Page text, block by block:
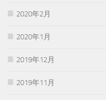
2020年2月
2020年1月
2019年12月
2019年11月